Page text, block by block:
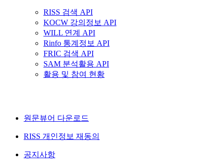
RISS 검색 API
KOCW 강의정보 API
WILL 연계 API
Rinfo 통계정보 API
FRIC 검색 API
SAM 분석활용 API
활용 및 참여 현황
원문뷰어 다운로드
RISS 개인정보 재동의
공지사항